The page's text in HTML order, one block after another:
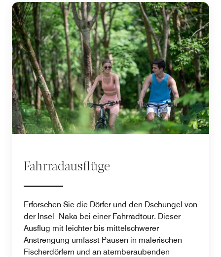
Fahrradausflüge
Erforschen Sie die Dörfer und den Dschungel von
der Insel Naka bei einer Fahrradtour. Dieser
Ausflug mit leichter bis mittelschwerer
Anstrengung umfasst Pausen in malerischen
Fischerdörfern und an atemberaubenden